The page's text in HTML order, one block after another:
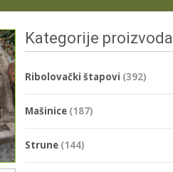
Kategorije proizvoda
Ribolovački štapovi (392)
Mašinice (187)
Strune (144)